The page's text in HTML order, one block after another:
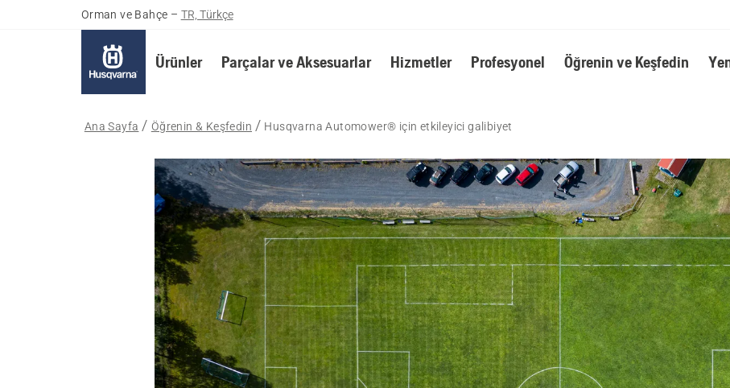
Orman ve Bahçe – TR, Türkçe
Ürünler Parçalar ve Aksesuarlar Hizmetler Profesyonel Öğrenin ve Keşfedin
Ana Sayfa Öğrenin & Keşfedin Husqvarna Automower® için etkileyici galibiyet